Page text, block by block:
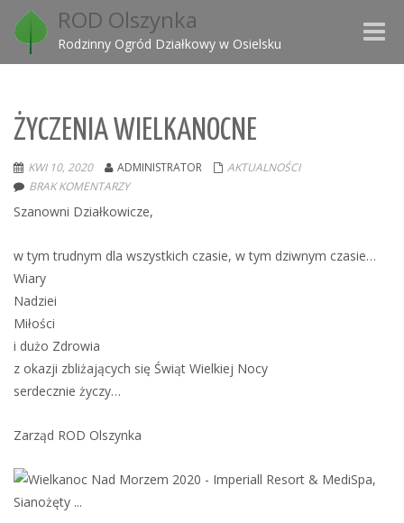
ROD Olszynka
Rodzinny Ogród Działkowy w Osielsku
Toggle
ŻYCZENIA WIELKANOCNE
KWI 10, 2020 ADMINISTRATOR
AKTUALNOŚCI
BRAK KOMENTARZY
Szanowni Działkowicze,
w tym trudnym dla wszystkich czasie, w tym dziwnym czasie…
Wiary
Nadziei
Miłości
i dużo Zdrowia
z okazji zbliżających się Świąt Wielkiej Nocy
serdecznie życzy…
Zarząd ROD Olszynka